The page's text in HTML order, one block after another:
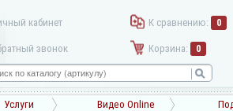
кабинет К сравнению: 0
звонок Корзина: 0
Услуги Видео Online